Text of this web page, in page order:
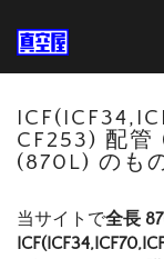
CF253) 配管
(870L) のも
当サイトで全長